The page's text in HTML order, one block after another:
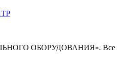
ОБОРУДОВАНИЯ». Все